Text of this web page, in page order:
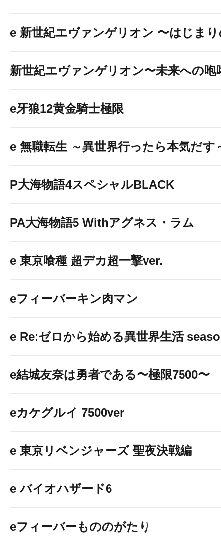
e 新世紀エヴァンゲリオン 〜はじま
新世紀エヴァンゲリオン〜未来への咆
e牙狼12黄金騎士極限
e 無職転生 ～異世界行ったら本気だす
P大海物語4スペシャルBLACK
PA大海物語5 Withアグネス・ラム
e 東京喰種 超デカ超一撃ver.
eフィーバーキン肉マン
e Re:ゼロから始める異世界生活
e結城友奈は勇者である〜極限7500〜
eカケグルイ 7500ver
e 東京リベンジャーズ 聖夜決戦編
e バイオハザード6
eフィーバーもののがたり